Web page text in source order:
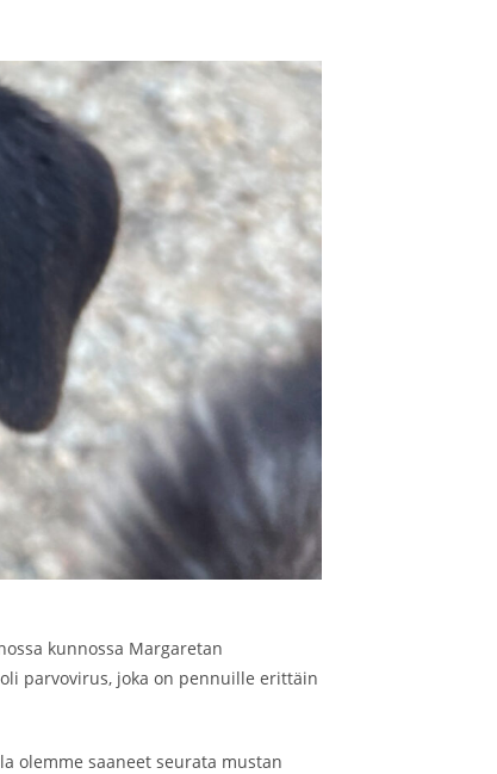
kunnossa Margaretan
parvovirus, joka on pennuille erittäin
olemme saaneet seurata mustan